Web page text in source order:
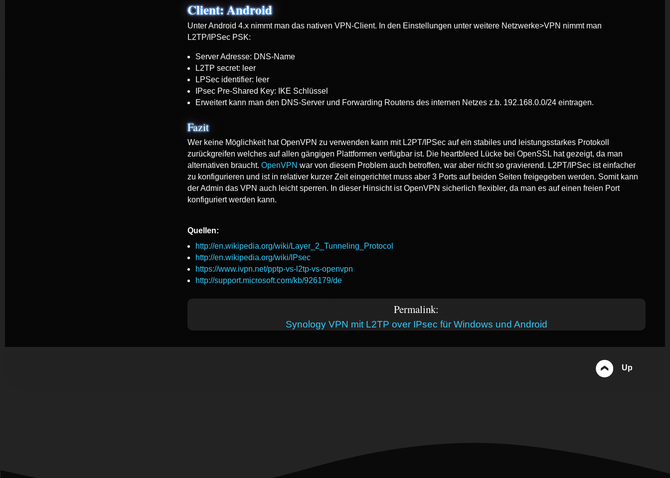
Client: Android
Unter Android 4.x nimmt man das nativen VPN-Client. In den Einstellungen unter weitere Netzwerke>VPN nimmt man
L2TP/IPSec PSK:
Server Adresse: DNS-Name
L2TP secret: leer
LPSec identifier: leer
IPsec Pre-Shared Key: IKE Schlüssel
Erweitert kann man den DNS-Server und Forwarding Routens des internen Netzes z.b. 192.168.0.0/24 eintragen.
Fazit
Wer keine Möglichkeit hat OpenVPN zu verwenden kann mit L2PT/IPSec auf ein stabiles und leistungsstarkes Protokoll
zurückgreifen welches auf allen gängigen Plattformen verfügbar ist. Die heartbleed Lücke bei OpenSSL hat gezeigt, da man
alternativen braucht. OpenVPN war von diesem Problem auch betroffen, war aber nicht so gravierend. L2PT/IPSec ist einfacher
zu konfigurieren und ist in relativer kurzer Zeit eingerichtet muss aber 3 Ports auf beiden Seiten freigegeben werden. Somit kann
der Admin das VPN auch leicht sperren. In dieser Hinsicht ist OpenVPN sicherlich flexibler, da man es auf einen freien Port
konfiguriert werden kann.
Quellen:
http://en.wikipedia.org/wiki/Layer_2_Tunneling_Protocol
http://en.wikipedia.org/wiki/IPsec
https://www.ivpn.net/pptp-vs-l2tp-vs-openvpn
http://support.microsoft.com/kb/926179/de
Permalink:
Synology VPN mit L2TP over IPsec für Windows und Android
Up